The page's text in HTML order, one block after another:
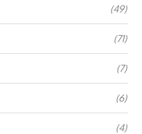
(49)
(71)
(7)
(6)
(4)